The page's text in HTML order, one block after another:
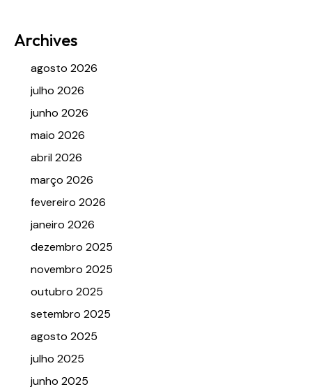
Archives
agosto 2026
julho 2026
junho 2026
maio 2026
abril 2026
março 2026
fevereiro 2026
janeiro 2026
dezembro 2025
novembro 2025
outubro 2025
setembro 2025
agosto 2025
julho 2025
junho 2025